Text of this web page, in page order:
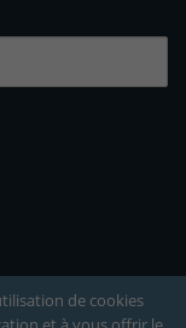
de cookies